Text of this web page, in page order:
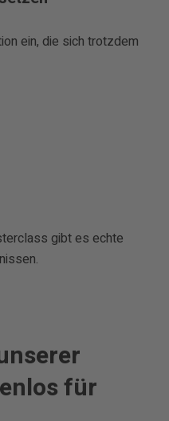
ein, die sich trotzdem
gibt es echte
für